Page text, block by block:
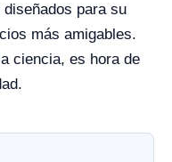
para su
más amigables.
ciencia, es hora de